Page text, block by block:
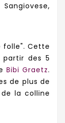
folle". Cette
des 5
Bibi Graetz.
de plus de
la colline